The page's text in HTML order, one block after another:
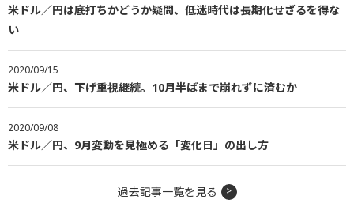
米ドル／円は底打ちかどうか疑問、低迷時代は長期化せざるを得な
い
2020/09/15
米ドル／円、下げ重視継続。10月半ばまで崩れずに済むか
2020/09/08
米ドル／円、9月変動を見極める「変化日」の出し方
過去記事一覧を見る